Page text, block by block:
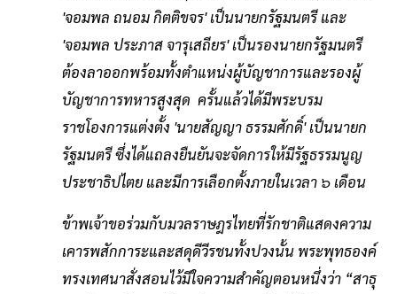
'จอมพล ถนอม กิตติขจร' เป็นนายกรัฐมนตรี และ
'จอมพล ประภาส จารุเสถียร' เป็นรองนายกรัฐมนตรี
ต้องลาออกพร้อมทั้งตําแหน่งผู้บัญชาการและรองผู้
บัญชาการทหารสูงสุด ครั้นแล้วได้มีพระบรม
ราชโองการแต่งตั้ง 'นายสัญญา ธรรมศักดิ์' เป็นนายก
รัฐมนตรี ซึ่งได้แถลงยืนยันจะจัดการให้มีรัฐธรรมนูญ
ประชาธิปไตย และมีการเลือกตั้งภายในเวลา ๖ เดือน
ข้าพเจ้าขอร่วมกับมวลราษฎรไทยที่รักชาติแสดงความ
เคารพสักการะและสดุดีวีรชนทั้งปวงนั้น พระพุทธองค์
ทรงเทศนาสั่งสอนไว้มีใจความสําคัญตอนหนึ่งว่า “สาธุ